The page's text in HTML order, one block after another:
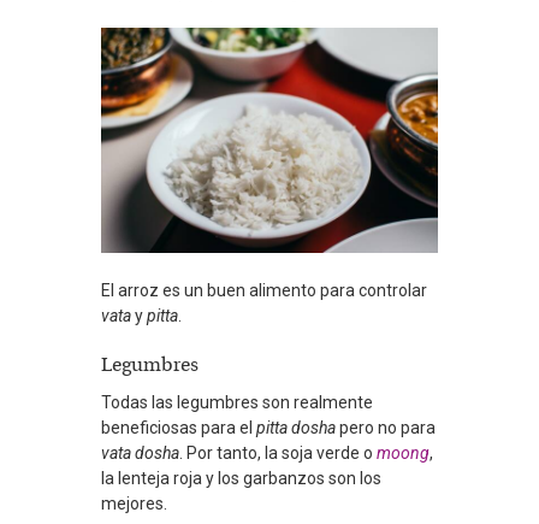
El arroz es un buen alimento para controlar
vataypitta
Legumbres
Todas las legumbres son realmente
beneficiosas para el pitta doshapero no para
vata dosha . Por tanto, la soja verde o moong,
la lenteja roja y los garbanzos son los
mejores.